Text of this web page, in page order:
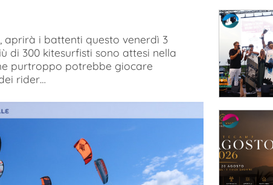
aprirà i battenti questo venerdì 3
di 300 kitesurfisti sono attesi nella
purtroppo potrebbe giocare
rider…